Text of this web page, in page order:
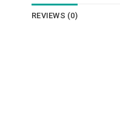
REVIEWS (0)